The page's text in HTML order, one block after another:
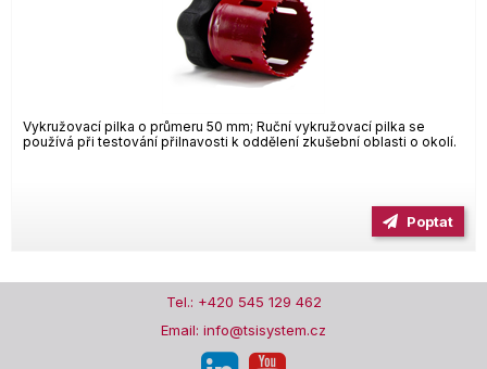
Vykružovací pilka o průmeru 50 mm; Ruční vykružovací pilka se
používá při testování přilnavosti k oddělení zkušební oblasti o okolí.
Poptat
Tel.: +420 545 129 462
Email: info@tsisystem.cz